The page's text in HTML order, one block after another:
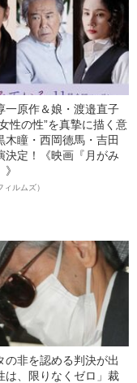
一原作＆娘・渡邉直子
性の性”を真摯に描く意
木瞳・西岡德馬・吉田
決定！《映画『月がみ
ィルムズ）
の非を認める判決が出
は、限りなくゼロ」裁